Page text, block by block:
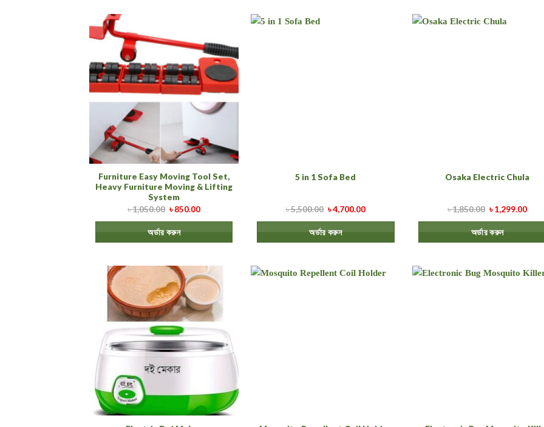
Furniture Easy Moving Tool Set,
Heavy Furniture Moving & Lifting
System
৳1,050.00 ৳850.00
অর্ডার করুন
5 in 1 Sofa Bed
৳5,500.00 ৳4,700.00
অর্ডার করুন
Osaka Electric Chula
৳1,850.00 ৳1,299.00
অর্ডার করুন